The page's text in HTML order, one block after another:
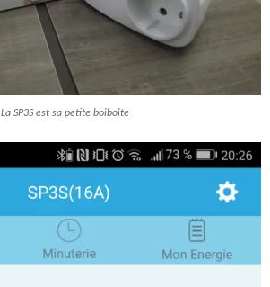
La SP3S est sa petite boiboite